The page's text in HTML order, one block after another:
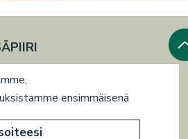
ensimmäisenä